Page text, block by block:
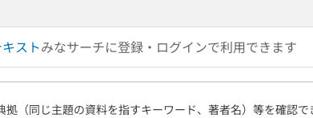
ストみなサーチに登録・ログインで利用できます
拠（同じ主題の資料を指すキーワード、著者名）等を確認で